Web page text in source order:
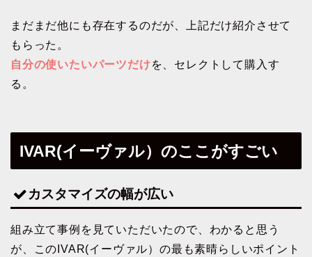
まだまだ他にも存在するのだが、上記だけ紹介させて
もらった。
自分の使いたいパーツだけを、セレクトして購入す
る。
IVAR(イーヴァル）のここがすごい
カスタマイズの幅が広い
組み立て事例を見ていただいたので、わかると思う
が、このIVAR(イーヴァル）の最も素晴らしいポイント